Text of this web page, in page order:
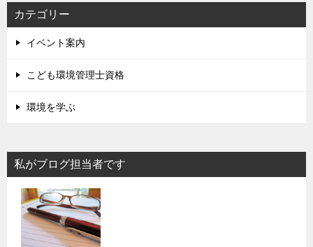
カテゴリー
イベント案内
こども環境管理士資格
環境を学ぶ
私がブログ担当者です